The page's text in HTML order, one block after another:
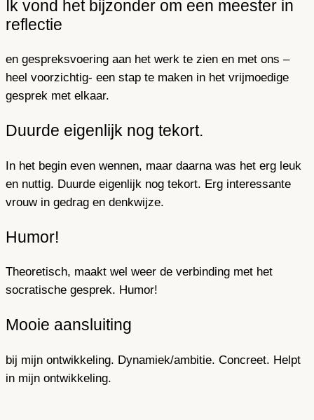
Ik vond het bijzonder om een meester in
reflectie
en gespreksvoering aan het werk te zien en met ons –
heel voorzichtig- een stap te maken in het vrijmoedige
gesprek met elkaar.
Duurde eigenlijk nog tekort.
In het begin even wennen, maar daarna was het erg leuk
en nuttig. Duurde eigenlijk nog tekort. Erg interessante
vrouw in gedrag en denkwijze.
Humor!
Theoretisch, maakt wel weer de verbinding met het
socratische gesprek. Humor!
Mooie aansluiting
bij mijn ontwikkeling. Dynamiek/ambitie. Concreet. Helpt
in mijn ontwikkeling.